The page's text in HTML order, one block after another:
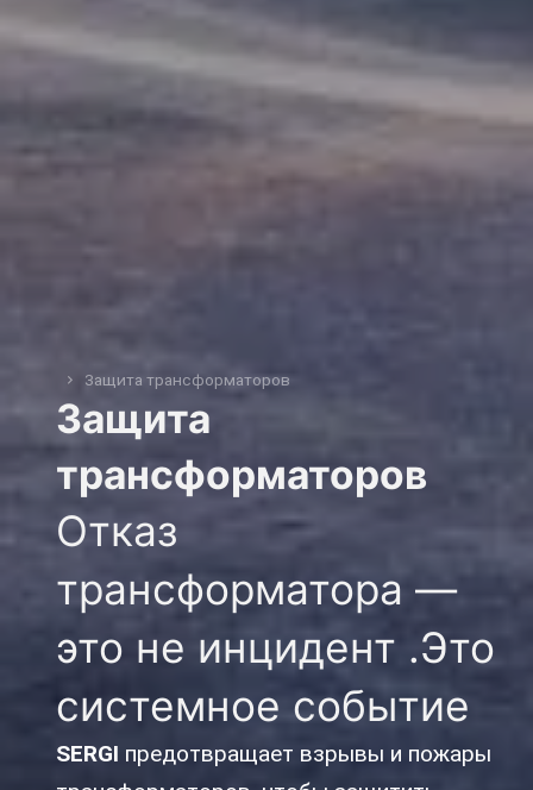
You are here:
Защита трансформаторов
Защита
трансформаторов
Отказ
трансформатора —
это не инцидент .Это
системное событие
SERGI предотвращает взрывы и пожары